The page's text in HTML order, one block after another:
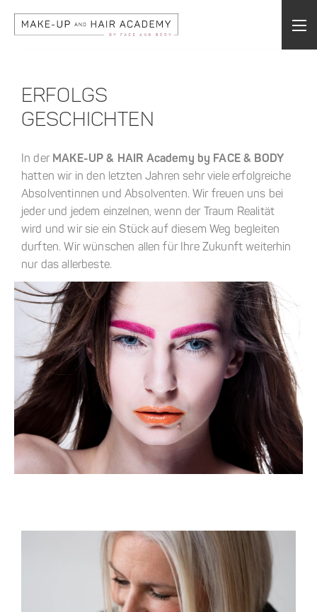
ERFOLGS
GESCHICHTEN
In der MAKE-UP & HAIR Academy by FACE & BODY
hatten wir in den letzten Jahren sehr viele erfolgreiche
Absolventinnen und Absolventen. Wir freuen uns bei
jeder und jedem einzelnen, wenn der Traum Realität
wird und wir sie ein Stück auf diesem Weg begleiten
durften. Wir wünschen allen für Ihre Zukunft weiterhin
nur das allerbeste.